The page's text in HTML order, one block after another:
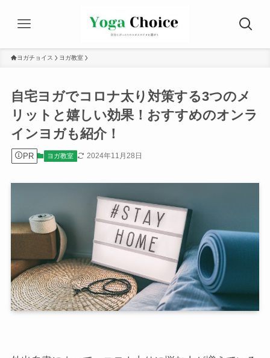
ヨガチョイス ヨガ教室
自宅ヨガでコロナ太り対策する3つのメ
リットと嬉しい効果！おすすめのオンラ
インヨガも紹介！
PR ヨガ教室 2024年11月28日